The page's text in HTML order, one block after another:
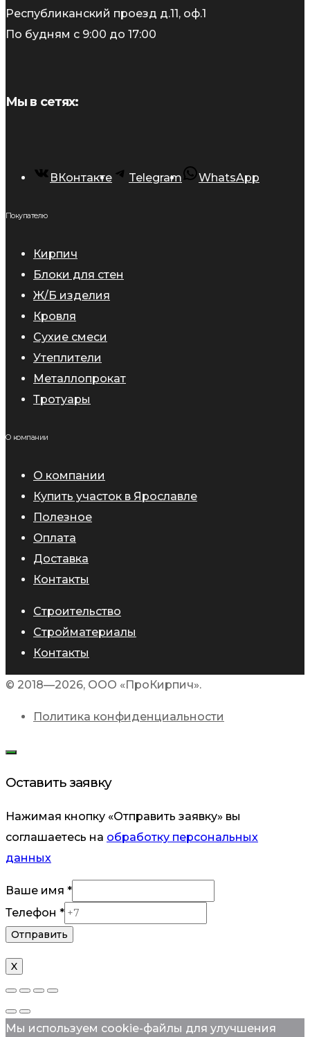
Республиканский проезд д.11, оф.1
По будням с 9:00 до 17:00
Мы в сетях:
ВКонтакте Telegram WhatsApp
Покупателю
Кирпич
Блоки для стен
Ж/Б изделия
Кровля
Сухие смеси
Утеплители
Металлопрокат
Тротуары
О компании
О компании
Купить участок в Ярославле
Полезное
Оплата
Доставка
Контакты
Строительство
Стройматериалы
Контакты
© 2018—2026, ООО «ПроКирпич».
Политика конфиденциальности
Оставить заявку
Нажимая кнопку «Отправить заявку» вы
соглашаетесь на обработку персональных
данных
Ваше имя *
имя
Телефон
Телефон *
Отправить
X
Мы используем cookie-файлы для улучшения